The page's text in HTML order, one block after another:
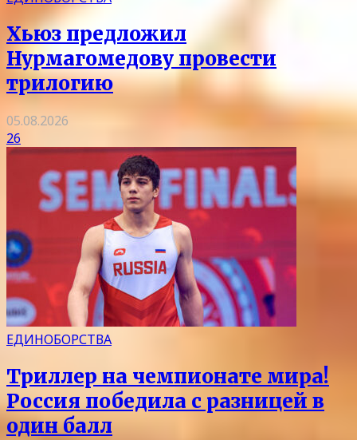
Хьюз предложил
Нурмагомедову провести
трилогию
05.08.2026
26
ЕДИНОБОРСТВА
Триллер на чемпионате мира!
Россия победила с разницей в
один балл